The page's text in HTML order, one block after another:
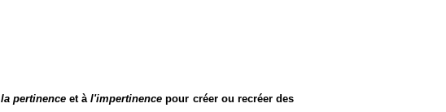
la pertinenceet àl'impertinence pour créer ou recréer des